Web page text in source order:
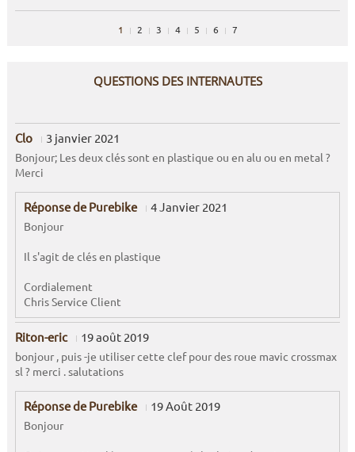
1 2 3 4 5 6 7
QUESTIONS DES INTERNAUTES
Clo 3 janvier 2021
Bonjour; Les deux clés sont en plastique ou en alu ou en metal ?
Merci
Réponse de Purebike 4 Janvier 2021
Bonjour
Il s'agit de clés en plastique
Cordialement
Chris Service Client
Riton-eric 19 août 2019
bonjour , puis -je utiliser cette clef pour des roue mavic crossmax
sl ? merci . salutations
Réponse de Purebike 19 Août 2019
Bonjour